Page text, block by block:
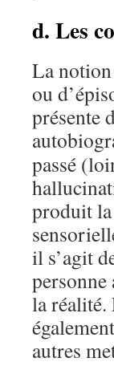
d. Les
La
ou
présente
passé
produit la
il s’agit
personne
la réalité.
autres